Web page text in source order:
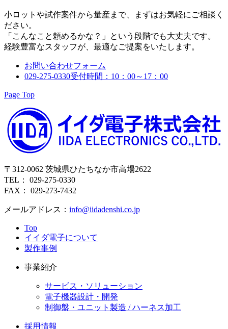
小ロットや試作案件から量産まで、まずはお気軽にご相談く
ださい。
「こんなこと頼めるかな？」という段階でも大丈夫です。
経験豊富なスタッフが、最適なご提案をいたします。
お問い合わせフォーム
029-275-0330受付時間：10：00～17：00
Page Top
〒312-0062 茨城県ひたちなか市高場2622
TEL： 029-275-0330
FAX： 029-273-7432
メールアドレス： info@iidadenshi.co.jp
Top
イイダ電子について
製作事例
事業紹介
サービス・ソリューション
電子機器設計・開発
制御盤・ユニット製造 / ハーネス加工
採用情報